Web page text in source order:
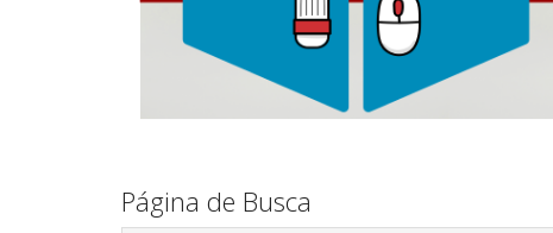
Página de Busca